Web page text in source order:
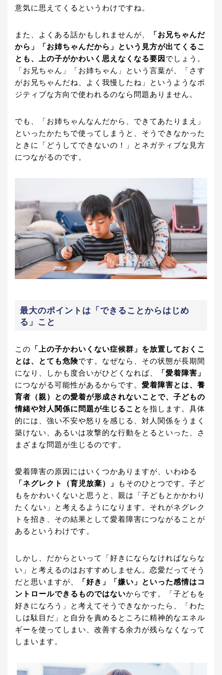
意気に思えてくるというわけですね。
また、よくある話かもしれませんが、
「お兄ちゃんだ
から」「お姉ちゃんだから」という見方が出てくるこ
とも、上の子がかわいく思えなくなる要因 でしょう。
「お兄ちゃん」「お姉ちゃん」という言葉が、「さす
がお兄ちゃんだね、よく我慢したね」というようなポ
ジティブな方向で使われるのなら問題ありません。
でも、「お姉ちゃんなんだから、できてあたりまえ」
といったかたちで使ってしまうと、そうできなかった
ときに「どうしてできないの！」とネガティブな見方
につながるのです。
最大のポイントは「できることからはじめ
る」こと
この 「上の子かわいくない症候群」を放置しておくこ
とは、とても危険です。なぜなら、その状態が長期間
になり、しかも度合いがひどくなれば、
「愛着障害」
につながる可能性があるからです。 愛着障害とは、養
育者（親）との愛着が形成されないことで、子どもの
情緒や対人関係に問題が生じること を指します。具体
的には、強い不安や怒りを感じる、対人関係をうまく
築けない、あるいは攻撃的な行動をとるといった、さ
まざまな問題が生じるのです。
愛着障害の原因にはいくつかありますが、いわゆる
「ネグレクト（育児放棄）」
もそのひとつです。子ど
もをかわいくないと思うと、親は「子どもとかかわり
たくない」と考えるようになります。それがネグレク
トを招き、その結果として愛着障害につながることが
あるというわけです。
しかし、だからといって「好きにならなければならな
い」と考えるのはおすすめしません。恋愛だってそう
だと思いますが、
「好き」「嫌い」といった感情はコ
ントロールできるものではないからです。「子どもを
好きになろう」と考えてそうできなかったら、「わた
しは駄目だ」と自分を責めるところに精神的なエネル
ギーを使ってしまい、改善する余力が残らなくなって
しまいます。